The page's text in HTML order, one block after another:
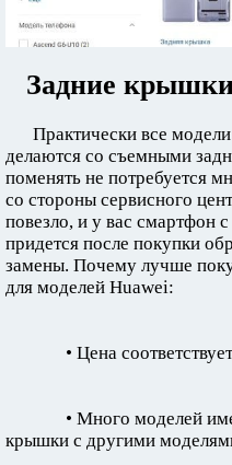
Задние
Практически все
делаются со съемными
поменять не потребуется
со стороны сервисного
повезло, и у вас смартфон
придется после покупки
замены. Почему лучше
для моделей Huawei:
• Цена
• Много моделей
крышки с другими